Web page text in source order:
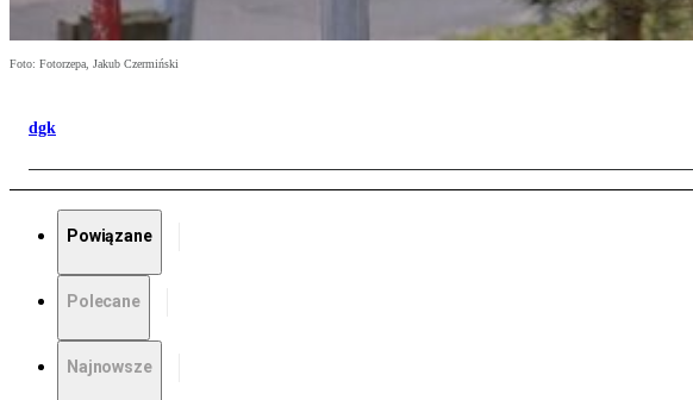
Foto: Fotorzepa, Jakub Czermiński
dgk
Powiązane
Polecane
Najnowsze